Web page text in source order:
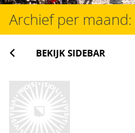
inhoud
Archief per maand:
BEKIJK SIDEBAR